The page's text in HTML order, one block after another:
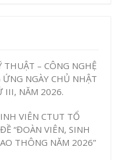
– CÔNG NGHỆ
NGÀY CHỦ NHẬT
III, NĂM 2026.
VIÊN CTUT TỔ
“ĐOÀN VIÊN, SINH
THÔNG NĂM 2026”